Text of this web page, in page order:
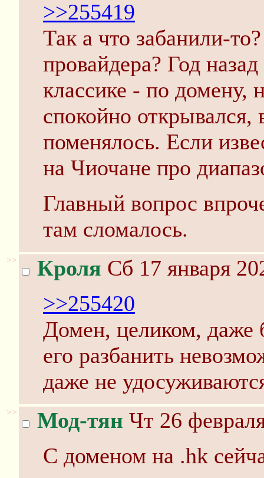
>>255419
Так а что забанили-
провайдера? Год
классике - по домену,
спокойно
поменялось. Если
на Чиочане про
Главный вопрос
там сломалось.
>> Кроля Сб 17 января
>>255420
Домен, целиком, даже
его разбанить
даже не
>> Мод-тян Чт 26
С доменом на .hk